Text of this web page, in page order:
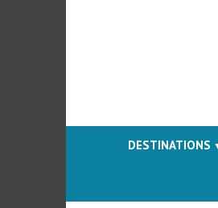
DESTINATIONS